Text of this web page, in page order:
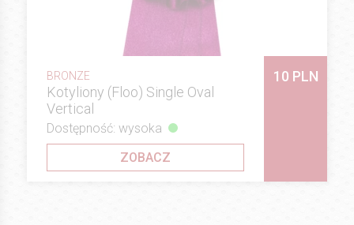
BRONZE
Kotyliony (Floo) Single Oval
Vertical
10 PLN
Dostępność: wysoka
ZOBACZ